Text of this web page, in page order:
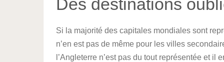
Des destinations
Si la majorité des capitales mondiales sont
n’en est pas de même pour les villes
l’Angleterre n’est pas du tout représentée et il